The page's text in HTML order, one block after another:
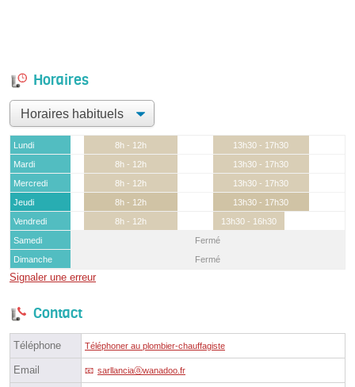
Horaires
Lundi 8h - 12h
13h30 - 17h30
Mardi
8h - 12h
13h30 - 17h30
Mercredi
8h - 12h
13h30 - 17h30
Jeudi
8h - 12h
13h30 - 17h30
Vendredi
8h - 12h
13h30 - 16h30
Samedi
Fermé
Dimanche
Fermé
Signaler une erreur
Contact
Téléphone Téléphoner au plombier-chauffagiste
Email sarllanciaⓐwanadoo.fr